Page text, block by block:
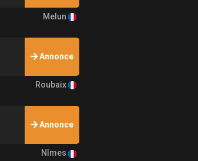
Melun
Annonce
Roubaix
Annonce
Nîmes